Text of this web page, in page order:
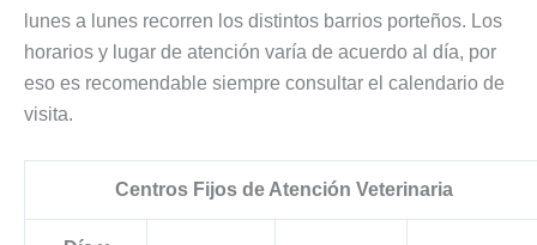
lunes a lunes recorren los distintos barrios porteños. Los
horarios y lugar de atención varía de acuerdo al día, por
eso es recomendable siempre consultar el calendario de
visita.
Centros Fijos de Atención Veterinaria